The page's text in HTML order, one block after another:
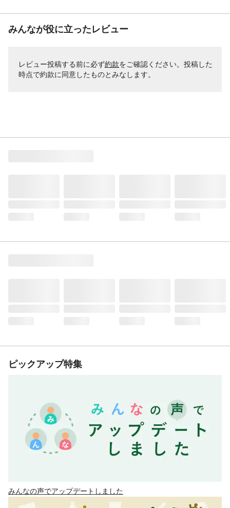
みんなが役に立ったレビュー
レビュー投稿する前に必ず約款をご確認ください。投稿した
時点で約款に同意したものとみなします。
ピックアップ特集
みんなの声でアップデートしました